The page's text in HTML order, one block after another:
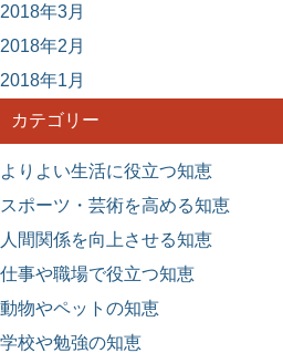
2018年3月
2018年2月
2018年1月
カテゴリー
よりよい生活に役立つ知恵
スポーツ・芸術を高める知恵
人間関係を向上させる知恵
仕事や職場で役立つ知恵
動物やペットの知恵
学校や勉強の知恵